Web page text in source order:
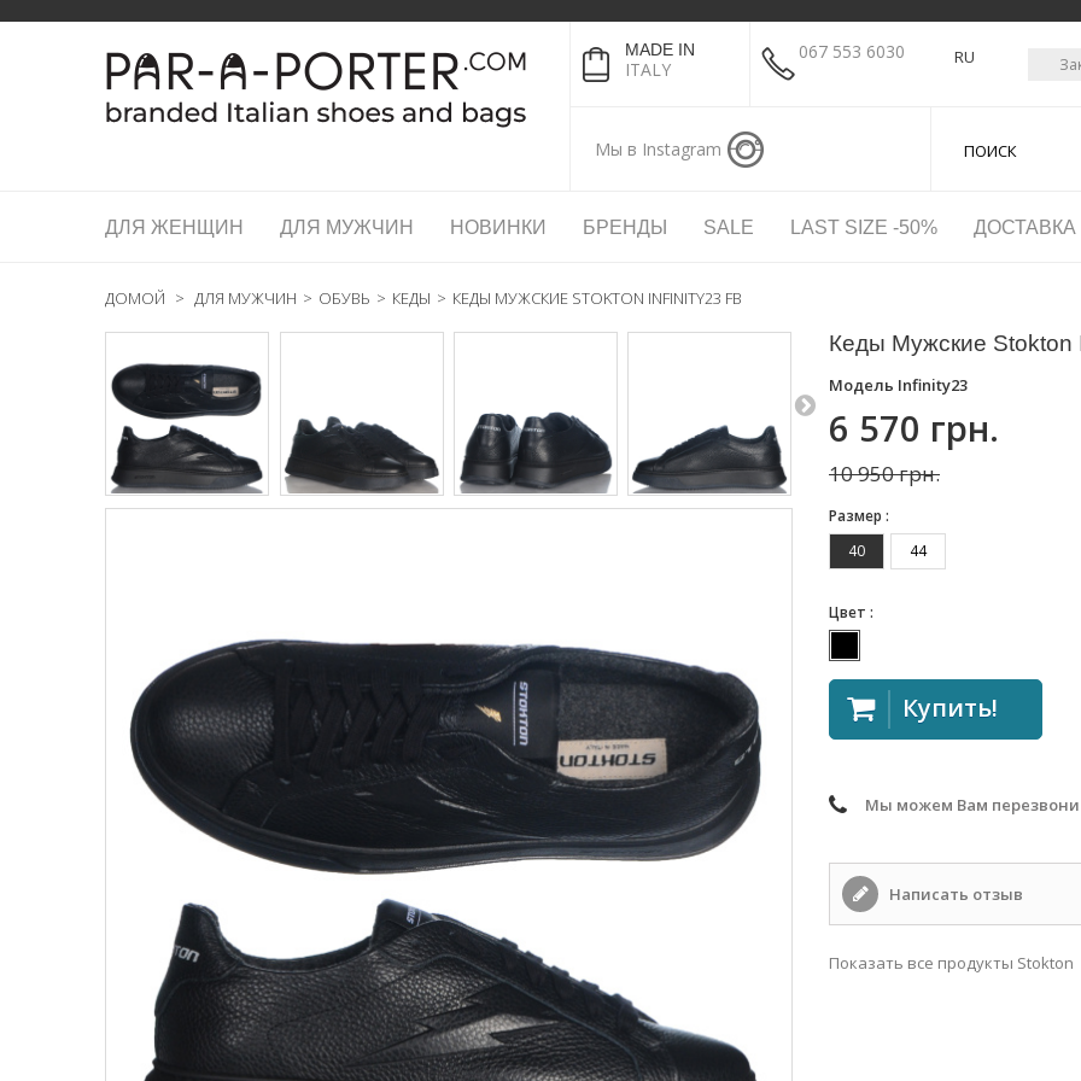
MADE IN
ITALY
067 553 6030
Мы в Instagram
RU
ДЛЯ ЖЕНЩИН ДЛЯ МУЖЧИН НОВИНКИ БРЕНДЫ SALE LAST SIZE -50%
ДОМОЙ > ДЛЯ МУЖЧИН > ОБУВЬ > КЕДЫ > КЕДЫ МУЖСКИЕ STOKTON INFINITY23 FB
Кеды Мужские Stokton
Модель Infinity23
6 570 грн.
10 950 грн.
Размер :
40
44
Цвет :
Купить!
Мы можем Вам
Написать отзыв
Показать все продукты Stokton